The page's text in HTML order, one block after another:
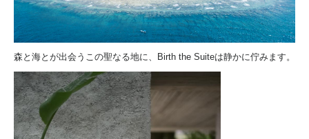
森と海とが出会うこの聖なる地に、Birth the Suiteは静かに佇みます。